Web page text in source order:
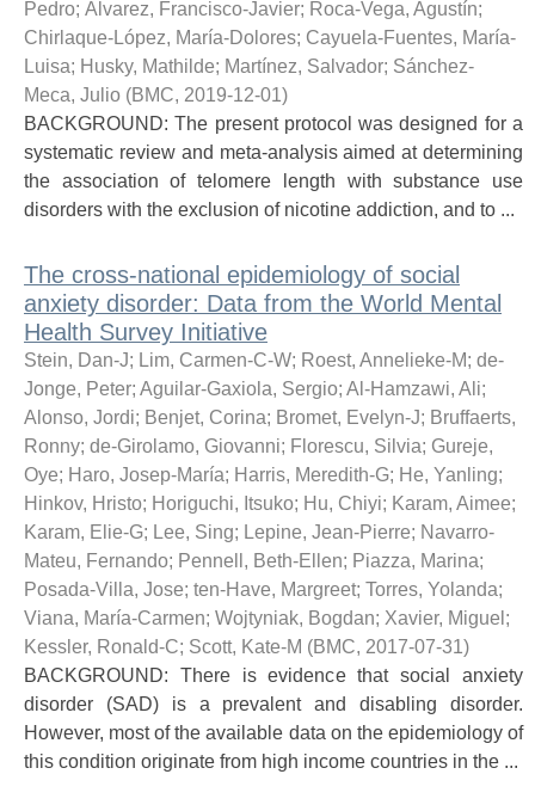
Pedro; Álvarez, Francisco-Javier; Roca-Vega, Agustín;
Chirlaque-López, María-Dolores; Cayuela-Fuentes, María-
Luisa; Husky, Mathilde; Martínez, Salvador; Sánchez-
Meca, Julio (BMC, 2019-12-01)
BACKGROUND: The present protocol was designed for a
systematic review and meta-analysis aimed at determining
the association of telomere length with substance use
disorders with the exclusion of nicotine addiction, and to ...
The cross-national epidemiology of social
anxiety disorder: Data from the World Mental
Health Survey Initiative
Stein, Dan-J; Lim, Carmen-C-W; Roest, Annelieke-M; de-
Jonge, Peter; Aguilar-Gaxiola, Sergio; Al-Hamzawi, Ali;
Alonso, Jordi; Benjet, Corina; Bromet, Evelyn-J; Bruffaerts,
Ronny; de-Girolamo, Giovanni; Florescu, Silvia; Gureje,
Oye; Haro, Josep-María; Harris, Meredith-G; He, Yanling;
Hinkov, Hristo; Horiguchi, Itsuko; Hu, Chiyi; Karam, Aimee;
Karam, Elie-G; Lee, Sing; Lepine, Jean-Pierre; Navarro-
Mateu, Fernando; Pennell, Beth-Ellen; Piazza, Marina;
Posada-Villa, Jose; ten-Have, Margreet; Torres, Yolanda;
Viana, María-Carmen; Wojtyniak, Bogdan; Xavier, Miguel ;
Kessler, Ronald-C; Scott, Kate-M (BMC, 2017-07-31)
BACKGROUND: There is evidence that social anxiety
disorder (SAD) is a prevalent and disabling disorder.
However, most of the available data on the epidemiology of
this condition originate from high income countries in the ...